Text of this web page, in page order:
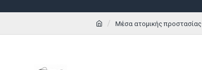
Μέσα ατομικής προστασίας